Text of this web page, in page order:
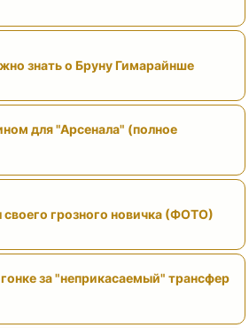
знать о Бруну Гимарайнше
для "Арсенала" (полное
своего грозного новичка (ФОТО)
за "неприкасаемый" трансфер